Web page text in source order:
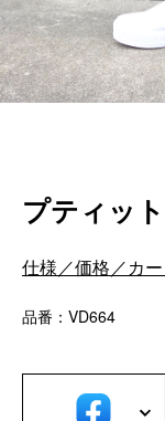
ポ
プティッ
仕様／価格／カー
品番：VD664